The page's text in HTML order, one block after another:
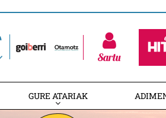
Sartu
GURE ATARIAK